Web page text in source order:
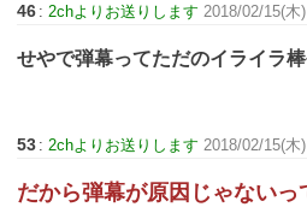
46 :2chよりお送りします 2018/02/15(
せやで弾幕ってただのイライラ
53 :2chよりお送りします 2018/02/15(木
だから弾幕が原因じゃない